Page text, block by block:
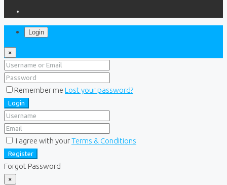
Login
×
Remember me Lost your password?
Login
I agree with yourTerms & Conditions
Register
Forgot Password
×